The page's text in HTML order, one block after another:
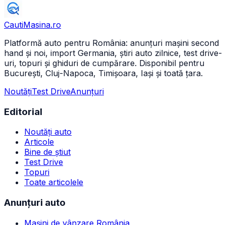
CautiMasina.ro
Platformă auto pentru România: anunțuri mașini second
hand și noi, import Germania, știri auto zilnice, test drive-
uri, topuri și ghiduri de cumpărare. Disponibil pentru
București, Cluj-Napoca, Timișoara, Iași și toată țara.
NoutățiTest DriveAnunțuri
Editorial
Noutăți auto
Articole
Bine de știut
Test Drive
Topuri
Toate articolele
Anunțuri auto
Mașini de vânzare România